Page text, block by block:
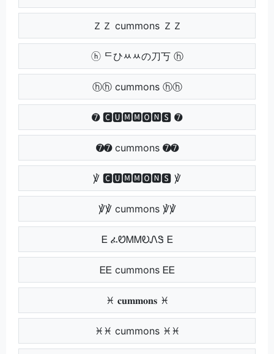
ＺＺ cummons ＺＺ
ⓗ ᄃひﾶﾶの刀丂 ⓗ
ⓗⓗ cummons ⓗⓗ
➐ 🅲🆄🅼🅼🅾🅽🆂 ➐
➐➐ cummons ➐➐
℣ 🅲🆄🅼🅼🅾🅽🆂 ℣
℣℣ cummons ℣℣
Ꭼ ፈᏬᎷᎷᎧᏁᏕ Ꭼ
ᎬᎬ cummons ᎬᎬ
♓ 𝐜𝐮𝐦𝐦𝐨𝐧𝐬 ♓
♓♓ cummons ♓♓